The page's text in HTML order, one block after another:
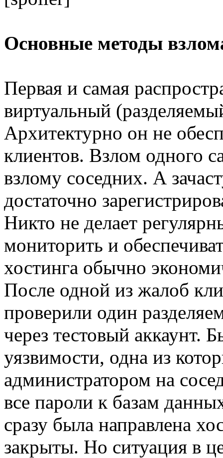
Основные методы
Первая и самая
виртуальный
Архитектурно он не
клиентов. Взлом одного
взлому соседних. А
достаточно
Никто не делает
мониторить и
хостинга обычно
После одной из жалоб
проверили один
через тестовый аккаунт.
уязвимости, одна из
администратором на
все пароли к базам
сразу была направлена
закрыты. Но ситуация в